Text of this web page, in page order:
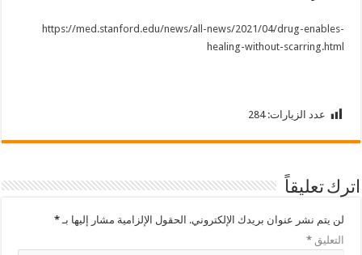
https://med.stanford.edu/news/all-news/2021/04/drug-enables-
healing-without-scarring.html
عدد الزيارات: 284
اترك تعليقاً
لن يتم نشر عنوان بريدك الإلكتروني. الحقول الإلزامية مشار إليها بـ*
التعليق*